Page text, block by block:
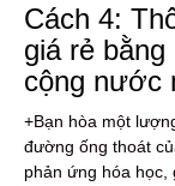
Cách 4:
giá rẻ
cộng nước
+Bạn hòa một
đường ống thoát
phản ứng hóa học,